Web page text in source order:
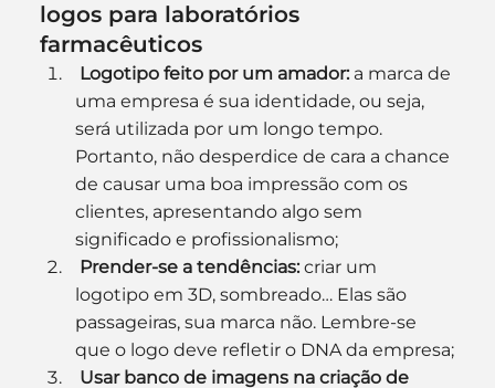
logos para laboratórios
farmacêuticos
Logotipo feito por um amador: a marca de
uma empresa é sua identidade, ou seja,
será utilizada por um longo tempo.
Portanto, não desperdice de cara a chance
de causar uma boa impressão com os
clientes, apresentando algo sem
significado e profissionalismo;
Prender-se a tendências: criar um
logotipo em 3D, sombreado… Elas são
passageiras, sua marca não. Lembre-se
que o logo deve refletir o DNA da empresa;
Usar banco de imagens na criação de